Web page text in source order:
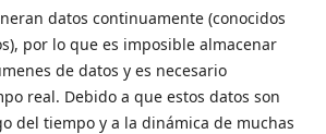
datos continuamente (conocidos
por lo que es imposible almacenar
de datos y es necesario
real. Debido a que estos datos son
del tiempo y a la dinámica de muchas